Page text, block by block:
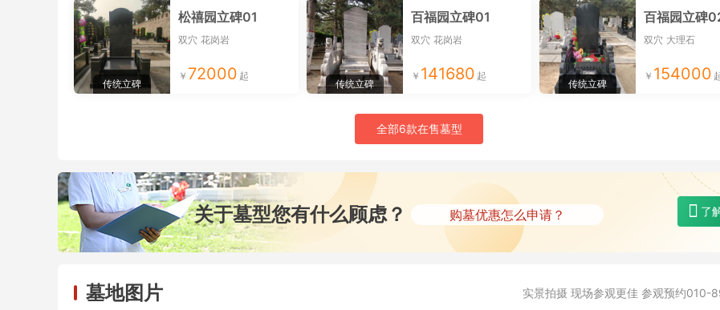
传统立碑
松禧园立碑01
双穴 花岗岩
72000
传统立碑
百福园立碑01
双穴 花岗岩
141680
传统立碑
百福园立碑
双穴 大理石
154000
全部6款在售墓型
关于墓型您有什么顾虑？
所有墓型都有优惠吗？
购墓优惠怎么申请？
选墓专车能到指定点接送吗？
购墓地有什么赠品？
了
墓地图片 实景拍摄 现场参观更佳 参观预约010-